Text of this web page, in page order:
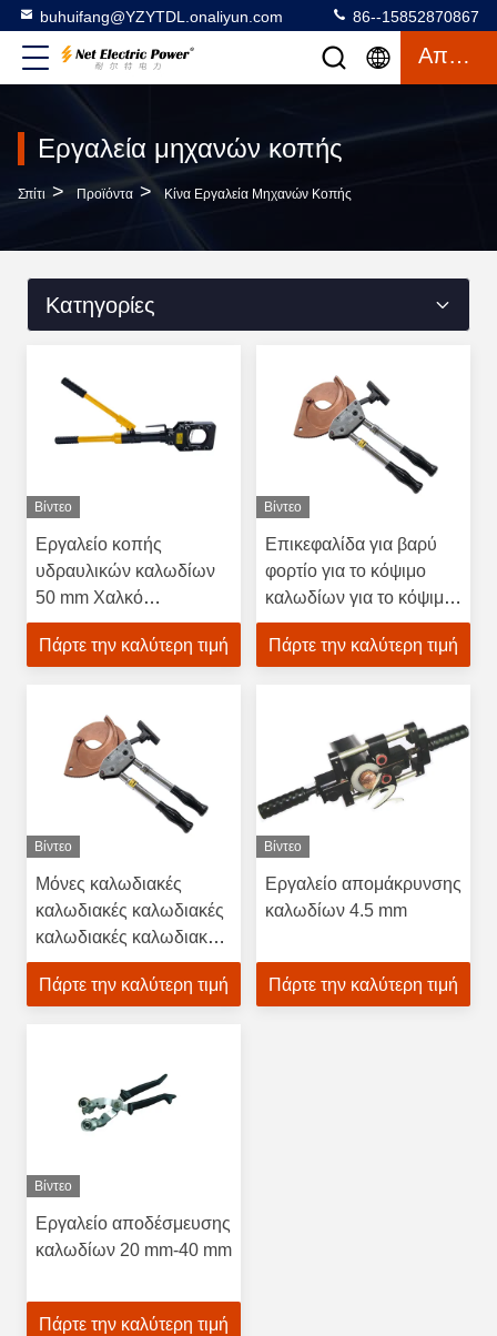
buhuifang@YZYTDL.onaliyun.com 86--15852870867
Απόσπασμα
Εργαλεία μηχανών κοπής
Σπίτι > Προϊόντα > Κίνα Εργαλεία Μηχανών Κοπής
Κατηγορίες
Βίντεο
Εργαλείο κοπής
υδραυλικών καλωδίων
50 mm Χαλκό
αλουμινίου υδραυλικού
χάλυβα
Πάρτε την καλύτερη τιμή
Βίντεο
Επικεφαλίδα για βαρύ
φορτίο για το κόψιμο
καλωδίων για το κόψιμο
καλωδίων
Πάρτε την καλύτερη τιμή
Βίντεο
Μόνες καλωδιακές
καλωδιακές καλωδιακές
καλωδιακές καλωδιακές
καλωδιακές καλωδιακές
Πάρτε την καλύτερη τιμή
Βίντεο
Εργαλείο απομάκρυνσης
καλωδίων 4.5 mm
Πάρτε την καλύτερη τιμή
Βίντεο
Εργαλείο αποδέσμευσης
καλωδίων 20 mm-40 mm
Πάρτε την καλύτερη τιμή